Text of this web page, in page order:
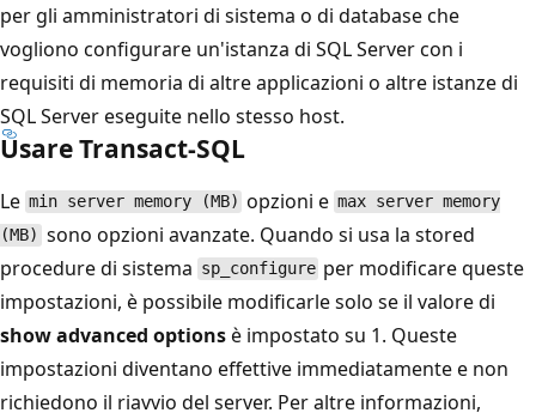
per gli amministratori di sistema o di database che
vogliono configurare un'istanza di SQL Server con i
requisiti di memoria di altre applicazioni o altre istanze di
SQL Server eseguite nello stesso host.
Usare Transact-SQL
Le min server memory (MB) opzioni e max server memory
(MB) sono opzioni avanzate. Quando si usa la stored
procedure di sistema sp_configure per modificare queste
impostazioni, è possibile modificarle solo se il valore di
show advanced optionsè impostato su 1. Queste
impostazioni diventano effettive immediatamente e non
richiedono il riavvio del server. Per altre informazioni,